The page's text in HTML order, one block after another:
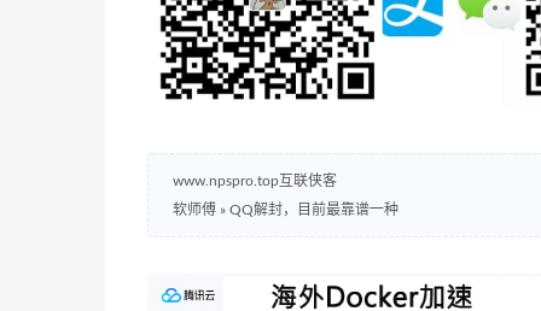
www.npspro.top互联侠客
软师傅 » QQ解封，目前最靠谱一种